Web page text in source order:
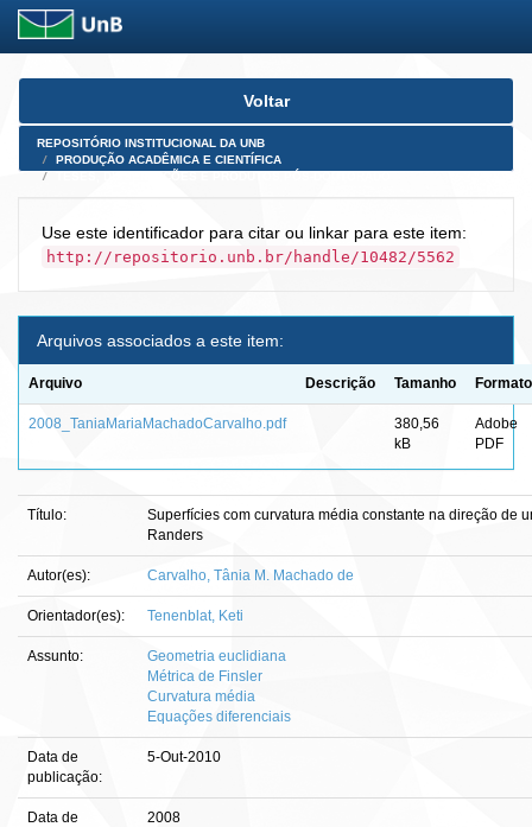
Skip
Voltar
REPOSITÓRIO INSTITUCIONAL DA UNB
PRODUÇÃO ACADÊMICA E CIENTÍFICA
Use este identificador para citar ou linkar para este item:
http://repositorio.unb.br/handle/10482/5562
Arquivos associados a este item:
Arquivo Descrição Tamanho Formato
2008_TaniaMariaMachadoCarvalho.pdf
380,56
kB
Adobe
PDF
Título:
Superfícies com curvatura média constante na direção de
Randers
Autor(es): Carvalho, Tânia M. Machado de
Orientador(es): Tenenblat, Keti
Assunto:
Geometria euclidiana
Métrica de Finsler
Curvatura média
Equações diferenciais
Data de
publicação:
5-Out-2010
Data de
2008